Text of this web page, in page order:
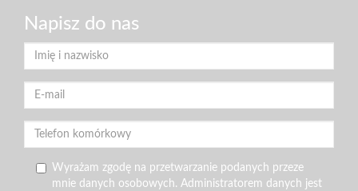
Napisz do nas
Wyrażam zgodę na przetwarzanie podanych przeze
mnie danych osobowych. Administratorem danych jest